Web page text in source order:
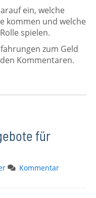
ein, welche
kommen und welche
spielen.
zum Geld
Kommentaren.
für
Kommentar